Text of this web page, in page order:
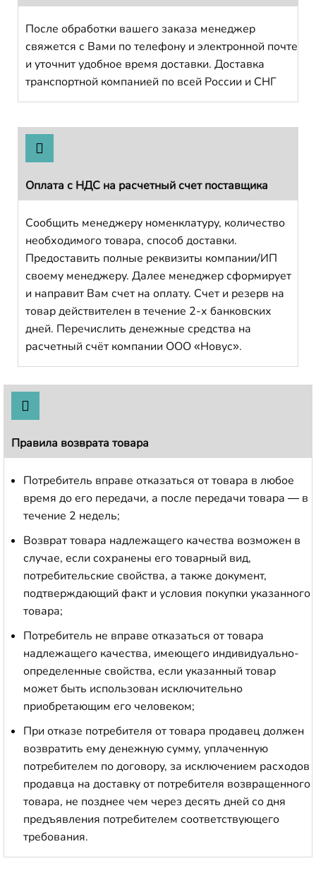
После обработки вашего заказа менеджер
свяжется с Вами по телефону и электронной почте
и уточнит удобное время доставки. Доставка
транспортной компанией по всей России и СНГ
Оплата с НДС на расчетный счет поставщика
Сообщить менеджеру номенклатуру, количество
необходимого товара, способ доставки.
Предоставить полные реквизиты компании/ИП
своему менеджеру. Далее менеджер сформирует
и направит Вам счет на оплату. Счет и резерв на
товар действителен в течение 2-х банковских
дней. Перечислить денежные средства на
расчетный счёт компании ООО «Новус».
Правила возврата товара
Потребитель вправе отказаться от товара в любое
время до его передачи, а после передачи товара — в
течение 2 недель;
Возврат товара надлежащего качества возможен в
случае, если сохранены его товарный вид,
потребительские свойства, а также документ,
подтверждающий факт и условия покупки указанного
товара;
Потребитель не вправе отказаться от товара
надлежащего качества, имеющего индивидуально-
определенные свойства, если указанный товар
может быть использован исключительно
приобретающим его человеком;
При отказе потребителя от товара продавец должен
возвратить ему денежную сумму, уплаченную
потребителем по договору, за исключением расходов
продавца на доставку от потребителя возвращенного
товара, не позднее чем через десять дней со дня
предъявления потребителем соответствующего
требования.